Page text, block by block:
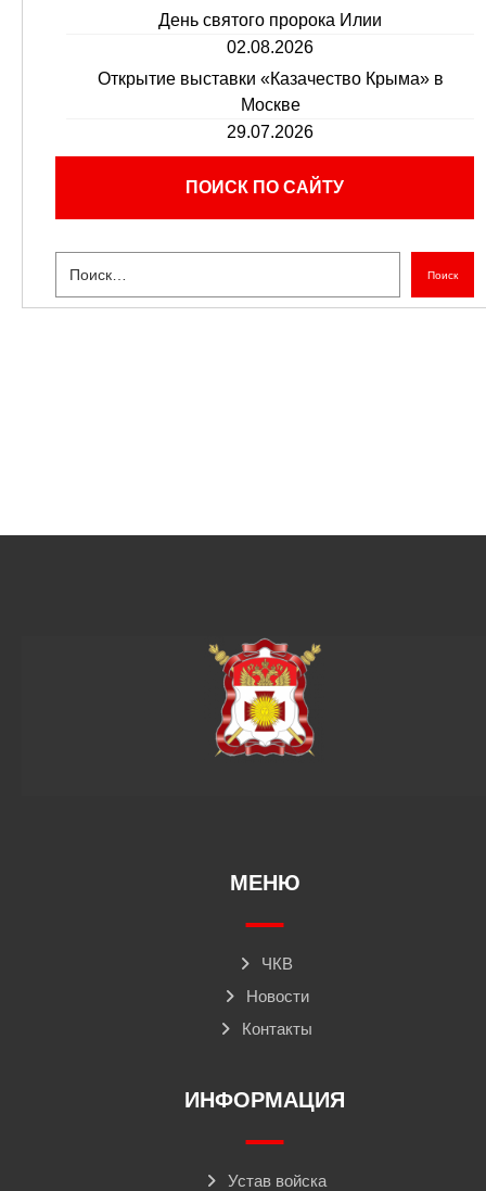
День святого пророка Илии
02.08.2026
Открытие выставки «Казачество Крыма» в
Москве
29.07.2026
ПОИСК ПО САЙТУ
Поиск
МЕНЮ
ЧКВ
Новости
Контакты
ИНФОРМАЦИЯ
Устав войска